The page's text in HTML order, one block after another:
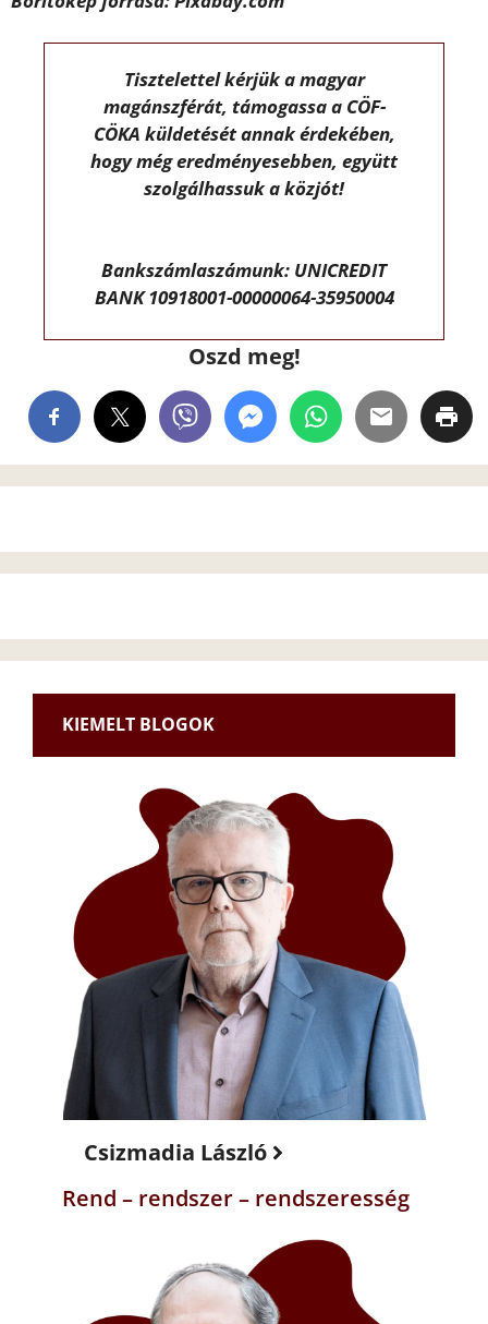
Tisztelettel kérjük a magyar
magánszférát, támogassa a CÖF-
CÖKA küldetését annak érdekében,
hogy még eredményesebben, együtt
szolgálhassuk a közjót!
Bankszámlaszámunk: UNICREDIT
BANK 10918001-00000064-35950004
Oszd meg!
KIEMELT BLOGOK
Csizmadia László
Rend – rendszer – rendszeresség